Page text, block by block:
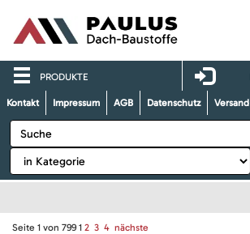
PRODUKTE
Kontakt Impressum AGB Datenschutz Versand
Seite 1 von 799 1 2 3 4 nächste